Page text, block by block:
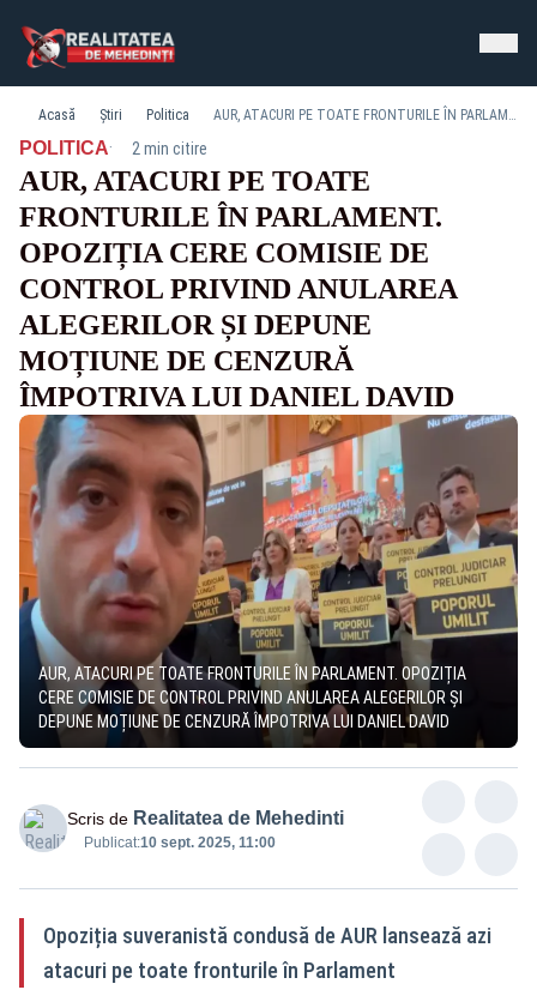
Acasă Știri Politica AUR, ATACURI PE TOATE FRONTURILE ÎN PARLAMENT. OPOZIȚIA CERE COMISIE DE CONTROL PRIVIND ANULAREA ALEGERILOR ȘI DEPUNE MOȚIUNE DE CENZURĂ ÎMPOTRIVA LUI DANIEL DAVID
POLITICA· 2 min citire
AUR, ATACURI PE TOATE
FRONTURILE ÎN PARLAMENT.
OPOZIȚIA CERE COMISIE DE
CONTROL PRIVIND ANULAREA
ALEGERILOR ȘI DEPUNE
MOȚIUNE DE CENZURĂ
ÎMPOTRIVA LUI DANIEL DAVID
AUR, ATACURI PE TOATE FRONTURILE ÎN PARLAMENT. OPOZIȚIA
CERE COMISIE DE CONTROL PRIVIND ANULAREA ALEGERILOR ȘI
DEPUNE MOȚIUNE DE CENZURĂ ÎMPOTRIVA LUI DANIEL DAVID
Scris de Realitatea de Mehedinti
Publicat:10 sept. 2025, 11:00
Opoziția suveranistă condusă de AUR lansează azi
atacuri pe toate fronturile în Parlament